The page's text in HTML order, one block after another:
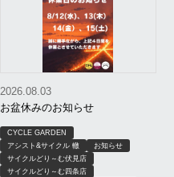
お盆休みのお知らせ
2026.08.03
CYCLE GARDEN
アシスト&サイクル 轍
お知らせ
サイクルどり～む伏見店
サイクルどり～む四条店